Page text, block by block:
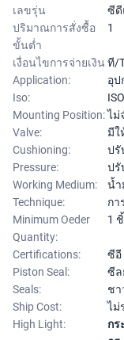
เลขรุ่น
ซีดี
ปริมาณการสั่งซื้อ
ขั้นต่ำ
1
เงื่อนไขการจ่ายเงิน ที/
Application:
อุป
Iso:
Mounting Position:ไม่
Valve:
มีใ
Cushioning:
ปรั
Pressure:
ปรั
Working Medium:
น้ำ
Technique:
กา
Minimum Oeder
Quantity:
1
Certifications:
ซีอี
Piston Seal:
ซีล
Seals:
ชา
Ship Cost:
ไม่
High Light:
กร